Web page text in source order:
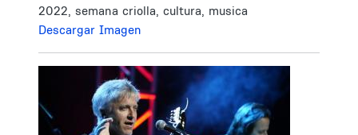
2022, semana criolla, cultura, musica
Descargar Imagen